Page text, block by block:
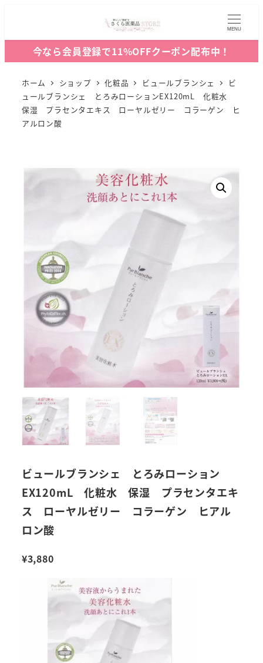
MENU
今なら会員登録で11%OFFクーポン配布中！
ホーム ショップ 化粧品 ビュールブランシェ
ビ
ュールブランシェ とろみローションEX120mL 化粧水
保湿 プラセンタエキス ローヤルゼリー コラーゲン ヒ
アルロン酸
ビュールブランシェ とろみローション
EX120mL 化粧水 保湿 プラセンタエキ
ス ローヤルゼリー コラーゲン ヒアル
ロン酸
¥3,880